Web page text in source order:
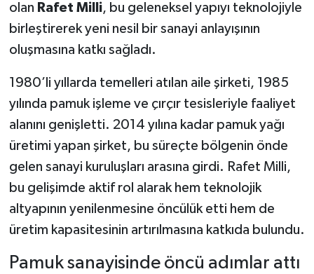
olan Rafet Milli, bu geleneksel yapıyı teknolojiyle
birleştirerek yeni nesil bir sanayi anlayışının
oluşmasına katkı sağladı.
1980’li yıllarda temelleri atılan aile şirketi, 1985
yılında pamuk işleme ve çırçır tesisleriyle faaliyet
alanını genişletti. 2014 yılına kadar pamuk yağı
üretimi yapan şirket, bu süreçte bölgenin önde
gelen sanayi kuruluşları arasına girdi. Rafet Milli,
bu gelişimde aktif rol alarak hem teknolojik
altyapının yenilenmesine öncülük etti hem de
üretim kapasitesinin artırılmasına katkıda bulundu.
Pamuk sanayisinde öncü adımlar attı